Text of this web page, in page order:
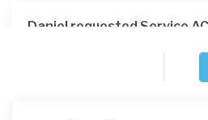
Daniel requested Service AC